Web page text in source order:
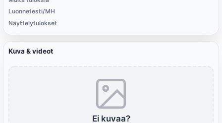
Luonnetesti/MH
Näyttelytulokset
Kuva & videot
Ei kuvaa?